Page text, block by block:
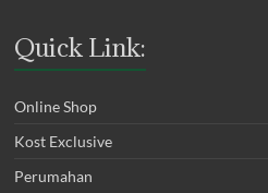
Quick Link:
Online Shop
Kost Exclusive
Perumahan